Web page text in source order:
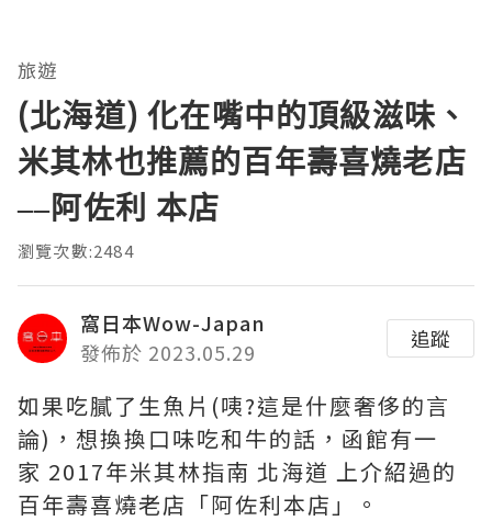
旅遊
(北海道) 化在嘴中的頂級滋味、
米其林也推薦的百年壽喜燒老店
––阿佐利 本店
瀏覽次數:2484
窩日本Wow-Japan
發佈於 2023.05.29
追蹤
如果吃膩了生魚片(咦?這是什麼奢侈的言
論)，想換換口味吃和牛的話，函館有一
家 2017年米其林指南 北海道 上介紹過的
百年壽喜燒老店「阿佐利本店」。